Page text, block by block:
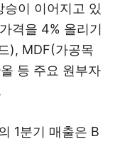
이 이어지고 있
격을 4% 올리기
), MDF(가공목
등 주요 원부자
1분기 매출은 B